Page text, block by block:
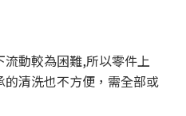
動較為困難,所以零件上
清洗也不方便，需全部或